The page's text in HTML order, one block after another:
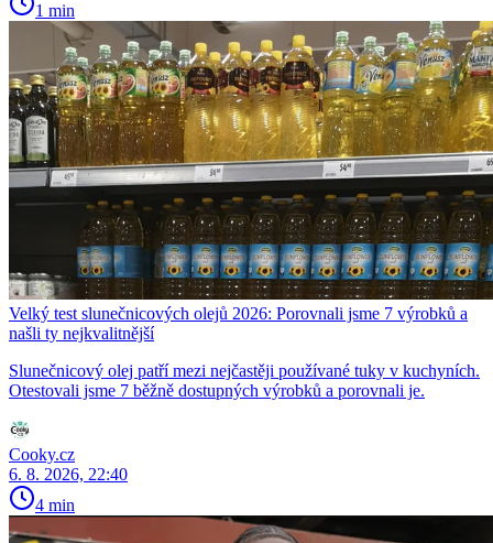
1 min
Velký test slunečnicových olejů 2026: Porovnali jsme 7 výrobků a
našli ty nejkvalitnější
Slunečnicový olej patří mezi nejčastěji používané tuky v kuchyních.
Otestovali jsme 7 běžně dostupných výrobků a porovnali je.
Cooky.cz
6. 8. 2026, 22:40
4 min